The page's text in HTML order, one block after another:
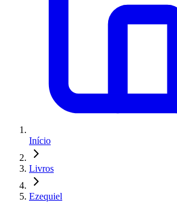
Início
Livros
Ezequiel